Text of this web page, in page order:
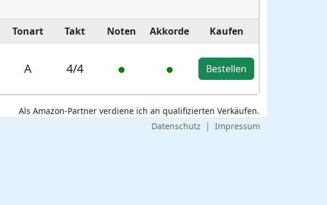
Tonart Takt Noten Akkorde Kaufen
A 4/4 Bestellen
Als Amazon-Partner verdiene ich an qualifizierten Verkäufen.
Datenschutz | Impressum